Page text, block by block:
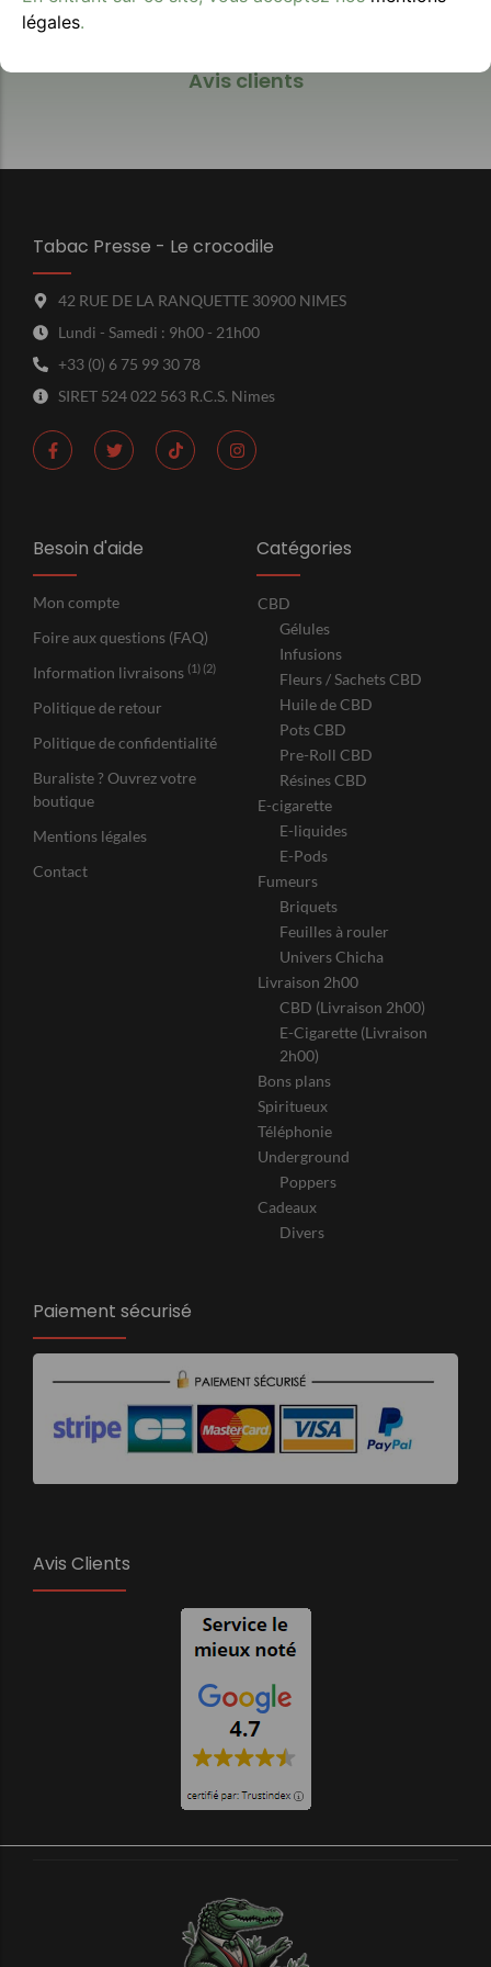
Avis clients
Tabac Presse - Le crocodile
42 RUE DE LA RANQUETTE 30900 NIMES
Lundi - Samedi : 9h00 - 21h00
+33 (0) 6 75 99 30 78
SIRET 524 022 563 R.C.S. Nimes
Besoin d'aide
Mon compte
Foire aux questions (FAQ)
Information livraisons (1) (2)
Politique de retour
Politique de confidentialité
Buraliste ? Ouvrez votre
boutique
Mentions légales
Contact
Catégories
CBD
Gélules
Infusions
Fleurs / Sachets CBD
Huile de CBD
Pots CBD
Pre-Roll CBD
Résines CBD
E-cigarette
E-liquides
E-Pods
Fumeurs
Briquets
Feuilles à rouler
Univers Chicha
Livraison 2h00
CBD (Livraison 2h00)
E-Cigarette (Livraison
2h00)
Bons plans
Spiritueux
Téléphonie
Underground
Poppers
Cadeaux
Divers
Paiement sécurisé
Avis Clients
légales.